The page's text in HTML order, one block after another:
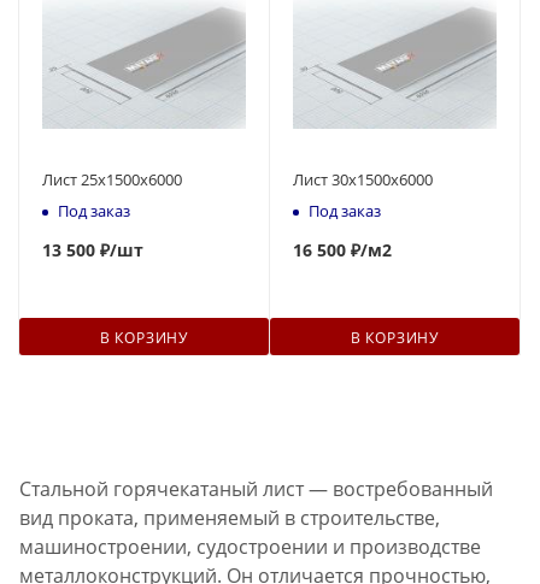
Лист 25х1500х6000
Под заказ
13 500 ₽/шт
В КОРЗИНУ
Лист 30х1500х6000
Под заказ
16 500 ₽/м2
В КОРЗИНУ
Стальной горячекатаный лист — востребованный
вид проката, применяемый в строительстве,
машиностроении, судостроении и производстве
металлоконструкций. Он отличается прочностью,